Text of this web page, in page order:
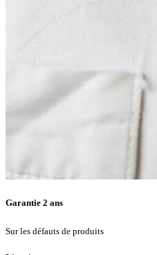
Garantie 2 ans
Sur les défauts de produits